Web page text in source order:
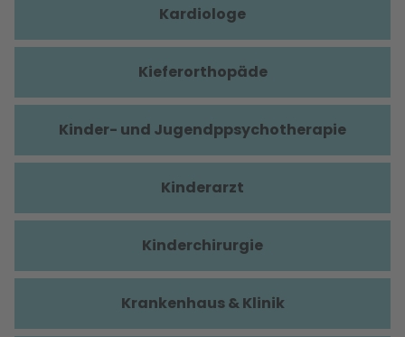
Kardiologe
Kieferorthopäde
Kinder- und Jugendppsychotherapie
Kinderarzt
Kinderchirurgie
Krankenhaus & Klinik